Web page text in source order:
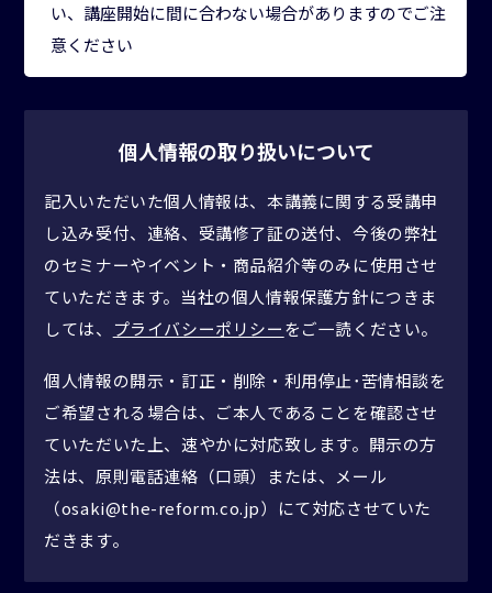
い、講座開始に間に合わない場合がありますのでご注
意ください
個人情報の取り扱いについて
記入いただいた個人情報は、本講義に関する受講申
し込み受付、連絡、受講修了証の送付、今後の弊社
のセミナーやイベント・商品紹介等のみに使用させ
ていただきます。当社の個人情報保護方針につきま
しては、
プライバシーポリシーをご一読ください。
個人情報の開示・訂正・削除・利用停止･苦情相談を
ご希望される場合は、ご本人であることを確認させ
ていただいた上、速やかに対応致します。開示の方
法は、原則電話連絡（口頭）または、メール
（osaki@the-reform.co.jp）にて対応させていた
だきます。